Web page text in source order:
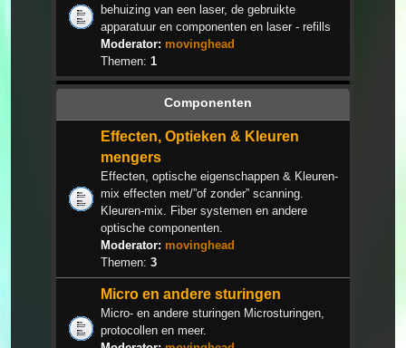
behuizing van een laser, de gebruikte
apparatuur en componenten en laser - refills
Moderator: movinghead
Themen: 1
Componenten
Effecten, Optieken & Kleuren
mengers
Effecten, optische eigenschappen & Kleuren-
mix effecten met/”of zonder” scanning.
Kleuren-mix. Fiber systemen en andere
optische componenten.
Moderator: movinghead
Themen: 3
Micro en andere sturingen
Micro- en andere sturingen Microsturingen,
protocollen en meer.